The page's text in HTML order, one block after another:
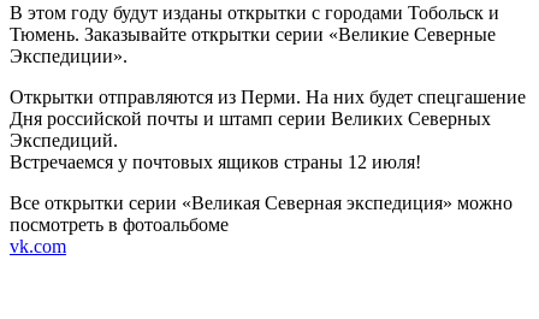
В этом году будут изданы открытки с городами Тобольск и
Тюмень. Заказывайте открытки серии «Великие Северные
Экспедиции».
Открытки отправляются из Перми. На них будет спецгашение
Дня российской почты и штамп серии Великих Северных
Экспедиций.
Встречаемся у почтовых ящиков страны 12 июля!
Все открытки серии «Великая Северная экспедиция» можно
посмотреть в фотоальбоме
vk.com